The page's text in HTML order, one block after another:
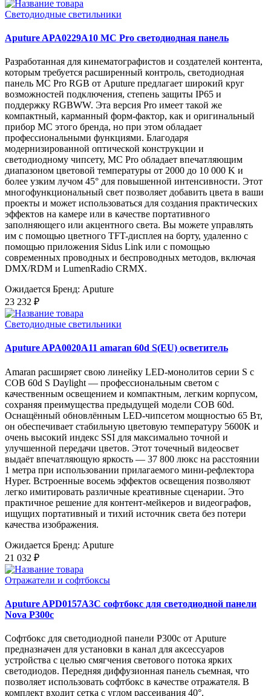
Светодиодные светильники
Aputure APA0229A10 MC Pro светодиодная панель
Разработанная для кинематографистов и создателей контента,
которым требуется расширенный контроль, светодиодная
панель MC Pro RGB от Aputure предлагает широкий круг
возможностей подключения, степень защиты IP65 и
поддержку RGBWW. Эта версия Pro имеет такой же
компактный, карманный форм-фактор, как и оригинальный
прибор MC этого бренда, но при этом обладает
профессиональными функциями. Благодаря
модернизированной оптической конструкции и
светодиодному чипсету, MC Pro обладает впечатляющим
диапазоном цветовой температуры от 2000 до 10 000 K и
более узким лучом 45° для повышенной интенсивности. Этот
многофункциональный свет позволяет добавить цвета в ваши
проекты и может использоваться для создания практических
эффектов на камере или в качестве портативного
заполняющего или акцентного света. Вы можете управлять
им с помощью цветного TFT-дисплея на борту, удаленно с
помощью приложения Sidus Link или с помощью
современных проводных и беспроводных методов, включая
DMX/RDM и LumenRadio CRMX.
Ожидается Бренд: Aputure
23 232 ₽
Светодиодные светильники
Aputure APA0020A11 amaran 60d S(EU) осветитель
Amaran расширяет свою линейку LED-монолитов серии S с
COB 60d S Daylight — профессиональным светом с
качественным освещением и компактным, легким корпусом,
сохраняя преимущества предыдущей модели COB 60d.
Оснащённый обновлённым LED-чипсетом мощностью 65 Вт,
он обеспечивает стабильную цветовую температуру 5600K и
очень высокий индекс SSI для максимально точной и
улучшенной передачи цветов. Этот точечный видеосвет
выдаёт впечатляющую яркость — 37 800 люкс на расстоянии
1 метра при использовании прилагаемого мини-рефлектора
Hyper. Встроенные восемь эффектов освещения позволяют
легко имитировать различные креативные сценарии. Это
практичное решение для контент-мейкеров и видеографов,
ищущих портативный и тихий источник света без потери
качества изображения.
Ожидается Бренд: Aputure
21 032 ₽
Отражатели и софтбоксы
Aputure APD0157A3C софтбокс для светодиодной панели
Nova P300c
Софтбокс для светодиодной панели P300c от Aputure
предназначен для установки в канал для аксессуаров
устройства с целью смягчения светового потока ярких
светодиодов. Передняя диффузионная панель съемная, что
позволяет использовать софтбокс в качестве отражателя. В
комплект входит сетка с углом рассеивания 40°.